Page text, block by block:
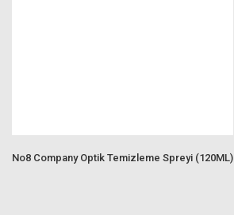
No8 Company Optik Temizleme Spreyi (120ML)